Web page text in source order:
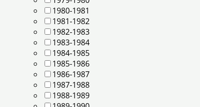
1980-1981
1981-1982
1982-1983
1983-1984
1984-1985
1985-1986
1986-1987
1987-1988
1988-1989